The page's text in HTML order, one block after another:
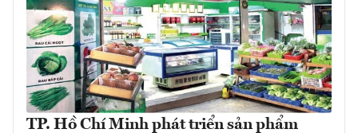
TP. Hồ Chí Minh phát triển sản phẩm